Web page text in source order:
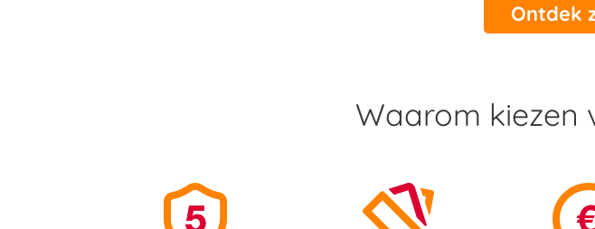
Ontdek
Waarom kiezen